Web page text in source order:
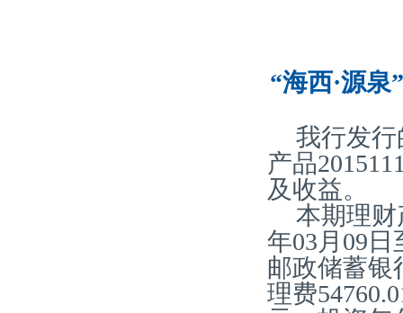
“海西·源
我行发行
产品
及收益。
本期理财
年03月09
邮政储蓄银
理费